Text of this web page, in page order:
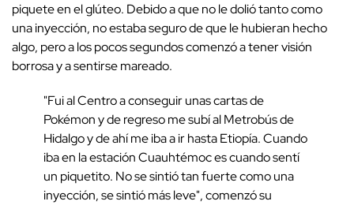
piquete en el glúteo. Debido a que no le dolió tanto como
una inyección, no estaba seguro de que le hubieran hecho
algo, pero a los pocos segundos comenzó a tener visión
borrosa y a sentirse mareado.
"Fui al Centro a conseguir unas cartas de
Pokémon y de regreso me subí al Metrobús de
Hidalgo y de ahí me iba a ir hasta Etiopía. Cuando
iba en la estación Cuauhtémoc es cuando sentí
un piquetito. No se sintió tan fuerte como una
inyección, se sintió más leve", comenzó su